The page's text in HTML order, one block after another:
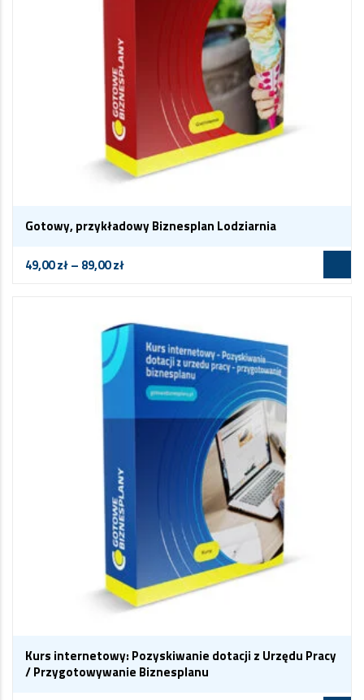
Gotowy, przykładowy Biznesplan Lodziarnia
49,00zł– 89,00zł
Kurs internetowy: Pozyskiwanie dotacji z Urzędu Pracy
/ Przygotowywanie Biznesplanu